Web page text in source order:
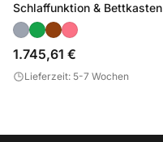
Schlaffunktion & Bettkasten
1.745,61 €
Lieferzeit: 5-7 Wochen